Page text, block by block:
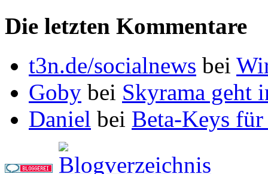
Die letzten Kommentare
t3n.de/socialnews bei
Goby bei Skyrama geht
Daniel bei Beta-Keys